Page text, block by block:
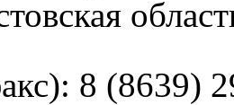
8 (8639)